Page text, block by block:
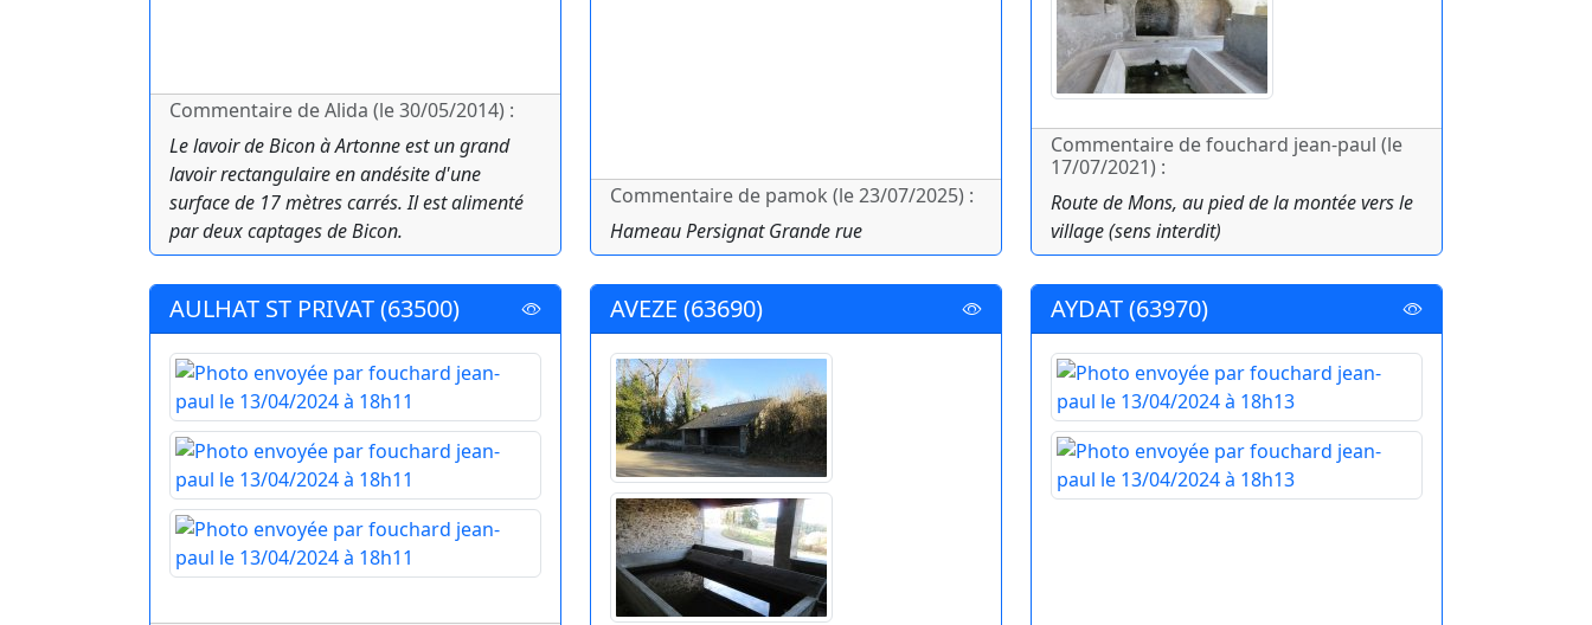
Commentaire de Alida (le 30/05/2014) :
Le lavoir de Bicon à Artonne est un grand
lavoir rectangulaire en andésite d'une
surface de 17 mètres carrés. Il est alimenté
par deux captages de Bicon.
Commentaire de pamok (le 23/07/2025) :
Hameau Persignat Grande rue
Commentaire de fouchard jean-paul (le
17/07/2021) :
Route de Mons, au pied de la montée vers le
village (sens interdit)
AULHAT ST PRIVAT (63500) AVEZE (63690) AYDAT (63970)